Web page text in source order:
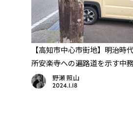
【高知市中心市街地】明治時
所安楽寺への遍路道を示す中
野瀬 照山
2024.1.18